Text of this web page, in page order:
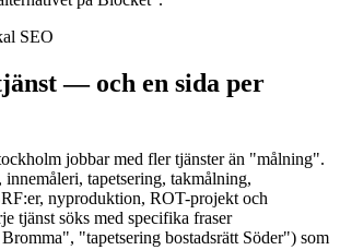
SEO
— och en sida per
jobbar med fler tjänster än "målning".
tapetsering, takmålning,
nyproduktion, ROT-projekt och
tjänst söks med specifika fraser
"tapetsering bostadsrätt Söder") som